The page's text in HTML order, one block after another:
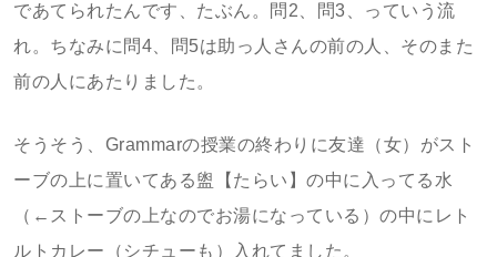
であてられたんです、たぶん。問2、問3、っていう流
れ。ちなみに問4、問5は助っ人さんの前の人、そのまた
前の人にあたりました。
そうそう、Grammarの授業の終わりに友達（女）がスト
ーブの上に置いてある盥【たらい】の中に入ってる水
（←ストーブの上なのでお湯になっている）の中にレト
ルトカレー（シチューも）入れてました。